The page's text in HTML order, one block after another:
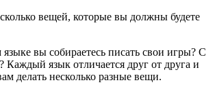
вещей, которые вы должны будете
вы собираетесь писать свои игры? C
Каждый язык отличается друг от друга и
делать несколько разные вещи.